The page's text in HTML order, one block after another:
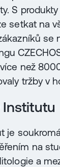
S
setkat na
se
než
tržby v
Institutu
je
na
a